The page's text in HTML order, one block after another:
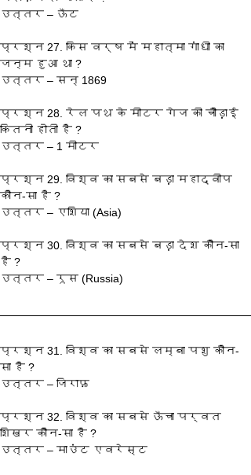
उत्तर – ऊँट
प्रश्‍न 27. किस वर्ष में महात्मा गांधी का
जन्म हुआ था ?
उत्तर – सन् 1869
प्रश्‍न 28. रेल पथ के मीटर गेज की चौड़ाई
कितनी होती है ?
उत्तर – 1 मीटर
प्रश्‍न 29. विश्व का सबसे बड़ा महाद्वीप
कौन-सा है ?
उत्तर – एशिया (Asia)
प्रश्‍न 30. विश्व का सबसे बड़ा देश कौन-सा
है ?
उत्तर – रूस (Russia)
प्रश्‍न 31. विश्व का सबसे लम्बा पशु कौन-
सा है ?
उत्तर – जिराफ़
प्रश्‍न 32. विश्व का सबसे ऊँचा पर्वत
शिखर कौन-सा है ?
उत्तर – माउंट एवरेस्ट